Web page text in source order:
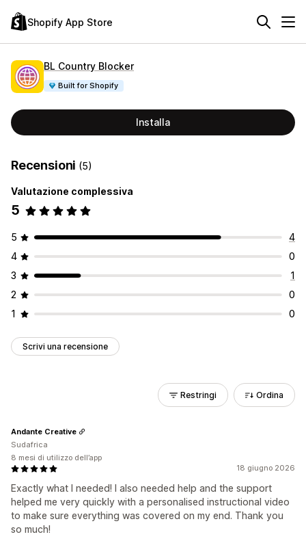
Shopify App Store
BL Country Blocker
Built for Shopify
Installa
Recensioni (5)
Valutazione complessiva
5
5
4
4
0
3
1
2
0
1
0
Scrivi una recensione
Restringi Ordina
18 giugno 2026
Exactly what I needed! I also needed help and the support
helped me very quickly with a personalised instructional video
to make sure everything was covered on my end. Thank you
so much!
Andante Creative
Sudafrica
8 mesi di utilizzo dell’app